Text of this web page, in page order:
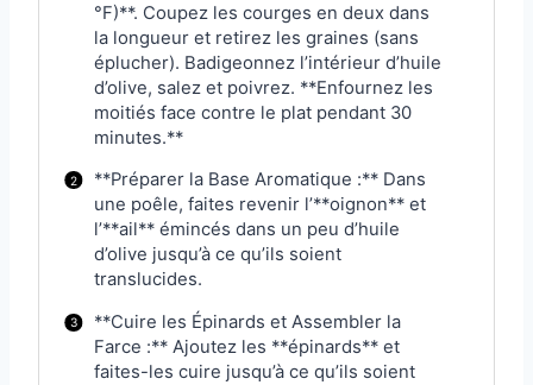
°F)**. Coupez les courges en deux dans
la longueur et retirez les graines (sans
éplucher). Badigeonnez l’intérieur d’huile
d’olive, salez et poivrez. **Enfournez les
moitiés face contre le plat pendant 30
minutes.**
**Préparer la Base Aromatique :** Dans
une poêle, faites revenir l’**oignon** et
l’**ail** émincés dans un peu d’huile
d’olive jusqu’à ce qu’ils soient
translucides.
**Cuire les Épinards et Assembler la
Farce :** Ajoutez les **épinards** et
faites-les cuire jusqu’à ce qu’ils soient